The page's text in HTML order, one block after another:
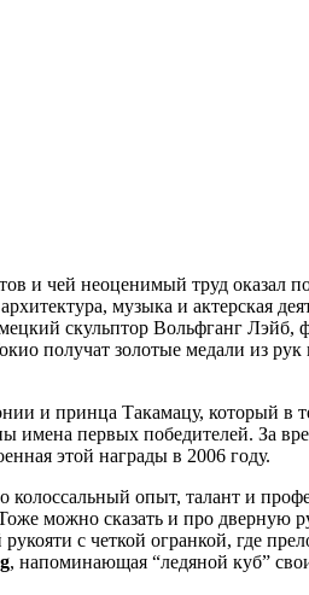
и чей неоценимый труд оказал
музыка и актерская
скульптор Вольфганг Лэйб,
получат золотые медали из
и принца Такамацу, который в
первых победителей. За
этой награды в 2006 году.
колоссальный опыт, талант и
можно сказать и про дверную
с четкой огранкой, где
, напоминающая “ледяной куб”